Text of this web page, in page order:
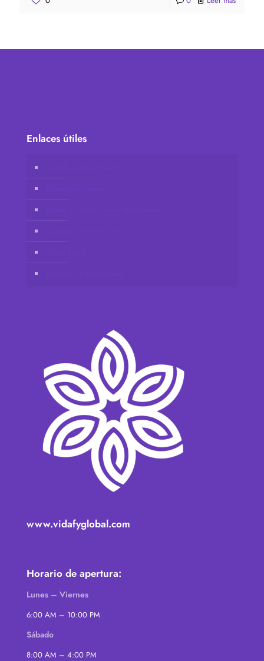
Enlaces útiles
www.vidafyglobal.com
Horario de apertura:
Lunes – Viernes
6:00 AM – 10:00 PM
Sábado
8:00 AM – 4:00 PM